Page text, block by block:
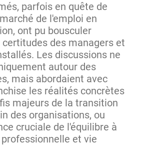
parfois en quête de
de l'emploi en
ont pu bousculer
des managers et
Les discussions ne
autour des
mais abordaient avec
les réalités concrètes
majeurs de la transition
des organisations, ou
cruciale de l'équilibre à
et vie